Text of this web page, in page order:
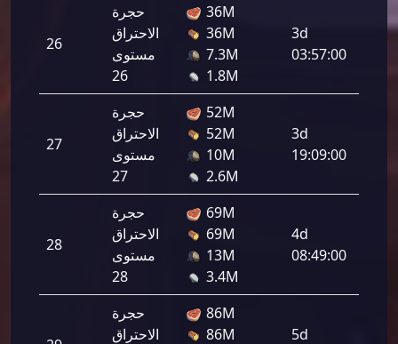
26
حجرة
الاحتراق
مستوى
26
36M
36M
7.3M
1.8M
3d
03:57:00
27
حجرة
الاحتراق
مستوى
27
52M
52M
10M
2.6M
3d
19:09:00
28
حجرة
الاحتراق
مستوى
28
69M
69M
13M
3.4M
4d
08:49:00
حجرة
الاحتراق
86M
86M
5d